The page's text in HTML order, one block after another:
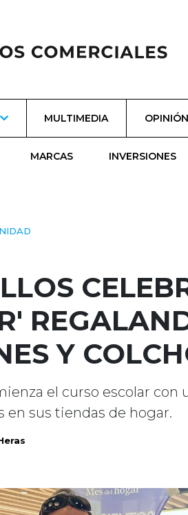
MULTIMEDIA OPINIÓN
MARCAS INVERSIONES
Y
el curso escolar con
en sus tiendas de hogar.